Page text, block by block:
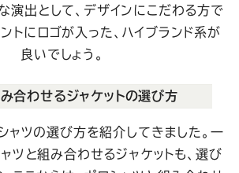
演出として、デザインにこだわる方で
トにロゴが入った、ハイブランド系が
良いでしょう。
合わせるジャケットの選び方
ャツの選び方を紹介してきました。一
ツと組み合わせるジャケットも、選び